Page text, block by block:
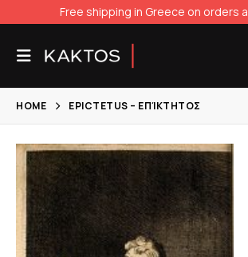
Free shipping in Greece on orders
HOME EPICTETUS – ΕΠΊΚΤΗΤΟΣ